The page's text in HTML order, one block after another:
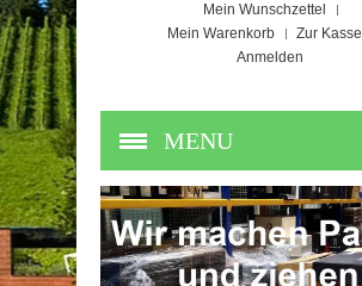
Mein Wunschzettel
Mein Warenkorb
Zur Kasse
Anmelden
MENU